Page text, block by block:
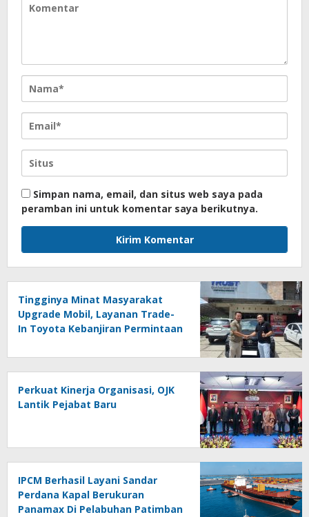
Simpan nama, email, dan situs web saya pada
peramban ini untuk komentar saya berikutnya.
Tingginya Minat Masyarakat
Upgrade Mobil, Layanan Trade-
In Toyota Kebanjiran Permintaan
Perkuat Kinerja Organisasi, OJK
Lantik Pejabat Baru
IPCM Berhasil Layani Sandar
Perdana Kapal Berukuran
Panamax Di Pelabuhan Patimban